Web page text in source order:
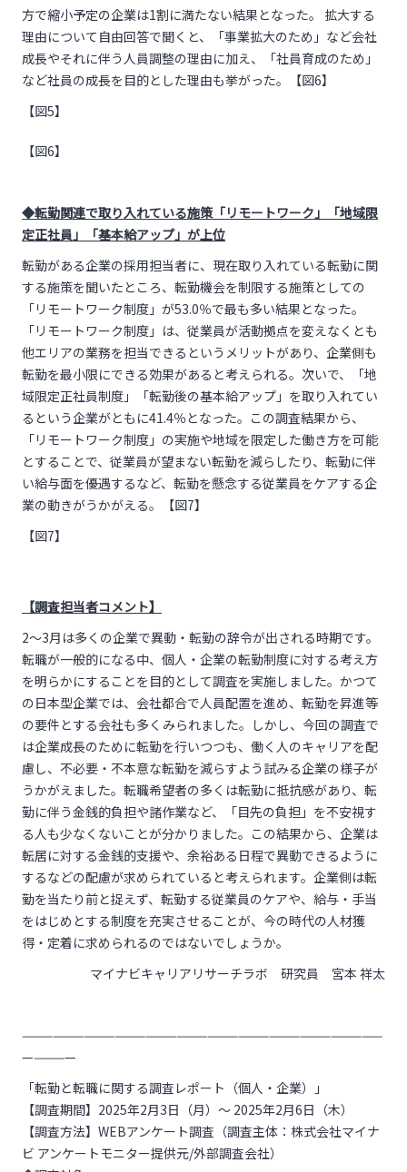
方で縮小予定の企業は1割に満たない結果となった。 拡大する
理由について自由回答で聞くと、「事業拡大のため」など会社
成長やそれに伴う人員調整の理由に加え、「社員育成のため」
など社員の成長を目的とした理由も挙がった。【図6】
【図5】
【図6】
◆転勤関連で取り入れている施策「リモートワーク」「地域限
定正社員」「基本給アップ」が上位
転勤がある企業の採用担当者に、現在取り入れている転勤に関
する施策を聞いたところ、転勤機会を制限する施策としての
「リモートワーク制度」が53.0％で最も多い結果となった。
「リモートワーク制度」は、従業員が活動拠点を変えなくとも
他エリアの業務を担当できるというメリットがあり、企業側も
転勤を最小限にできる効果があると考えられる。次いで、「地
域限定正社員制度」「転勤後の基本給アップ」を取り入れてい
るという企業がともに41.4％となった。この調査結果から、
「リモートワーク制度」の実施や地域を限定した働き方を可能
とすることで、従業員が望まない転勤を減らしたり、転勤に伴
い給与面を優遇するなど、転勤を懸念する従業員をケアする企
業の動きがうかがえる。【図7】
【図7】
【調査担当者コメント】
2～3月は多くの企業で異動・転勤の辞令が出される時期です。
転職が一般的になる中、個人・企業の転勤制度に対する考え方
を明らかにすることを目的として調査を実施しました。かつて
の日本型企業では、会社都合で人員配置を進め、転勤を昇進等
の要件とする会社も多くみられました。しかし、今回の調査で
は企業成長のために転勤を行いつつも、働く人のキャリアを配
慮し、不必要・不本意な転勤を減らすよう試みる企業の様子が
うかがえました。転職希望者の多くは転勤に抵抗感があり、転
勤に伴う金銭的負担や諸作業など、「目先の負担」を不安視す
る人も少なくないことが分かりました。この結果から、企業は
転居に対する金銭的支援や、余裕ある日程で異動できるように
するなどの配慮が求められていると考えられます。企業側は転
勤を当たり前と捉えず、転勤する従業員のケアや、給与・手当
をはじめとする制度を充実させることが、今の時代の人材獲
得・定着に求められるのではないでしょうか。
マイナビキャリアリサーチラボ 研究員 宮本 祥太
———————————————————————————————————
—————
「転勤と転職に関する調査レポート（個人・企業）」
【調査期間】2025年2月3日（月）～ 2025年2月6日（木）
【調査方法】WEBアンケート調査（調査主体：株式会社マイナ
ビ アンケートモニター提供元/外部調査会社）